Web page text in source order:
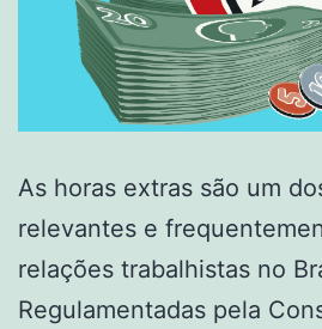
As horas extras são um
relevantes e
relações trabalhistas no
Regulamentadas pela